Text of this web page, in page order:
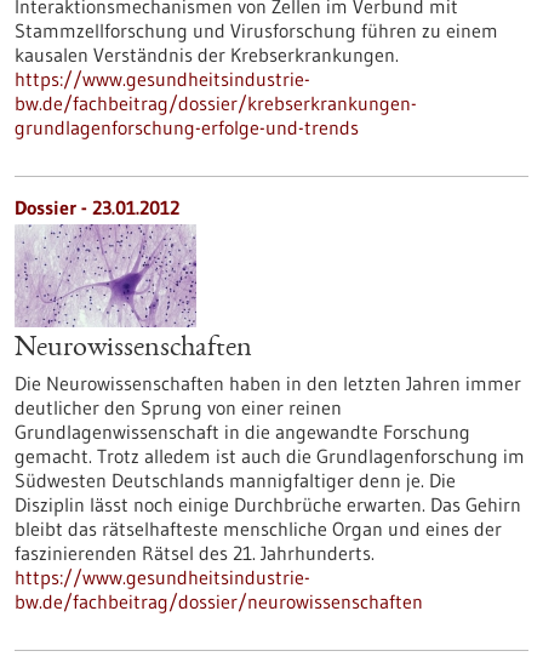
Interaktionsmechanismen von Zellen im Verbund mit
Stammzellforschung und Virusforschung führen zu einem
kausalen Verständnis der Krebserkrankungen.
https://www.gesundheitsindustrie-
bw.de/fachbeitrag/dossier/krebserkrankungen-
grundlagenforschung-erfolge-und-trends
Dossier - 23.01.2012
Neurowissenschaften
Die Neurowissenschaften haben in den letzten Jahren immer
deutlicher den Sprung von einer reinen
Grundlagenwissenschaft in die angewandte Forschung
gemacht. Trotz alledem ist auch die Grundlagenforschung im
Südwesten Deutschlands mannigfaltiger denn je. Die
Disziplin lässt noch einige Durchbrüche erwarten. Das Gehirn
bleibt das rätselhafteste menschliche Organ und eines der
faszinierenden Rätsel des 21. Jahrhunderts.
https://www.gesundheitsindustrie-
bw.de/fachbeitrag/dossier/neurowissenschaften